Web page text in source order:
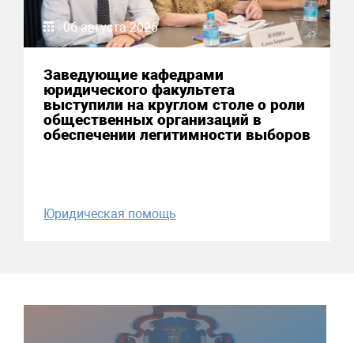
06 августа 2026
Заведующие кафедрами
юридического факультета
выступили на круглом столе о роли
общественных организаций в
обеспечении легитимности выборов
Юридическая помощь